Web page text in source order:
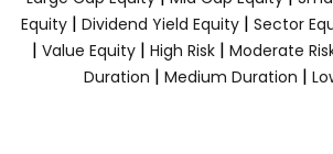
Equity| Dividend Yield Equity| Sector
| Value Equity | High Risk | Moderate
Duration | Medium Duration |